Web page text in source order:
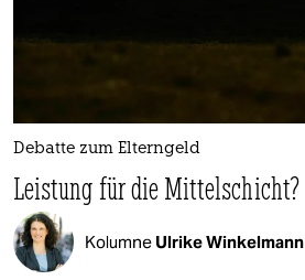
Debatte zum Elterngeld
Leistung für die Mittelschicht?
Kolumne Ulrike Winkelmann